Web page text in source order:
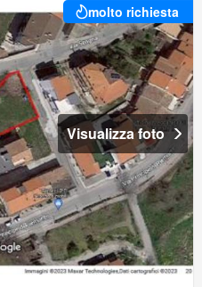
molto richiesta
Visualizza foto